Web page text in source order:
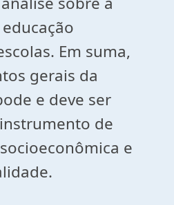
Em suma,
gerais da
e deve ser
de
e